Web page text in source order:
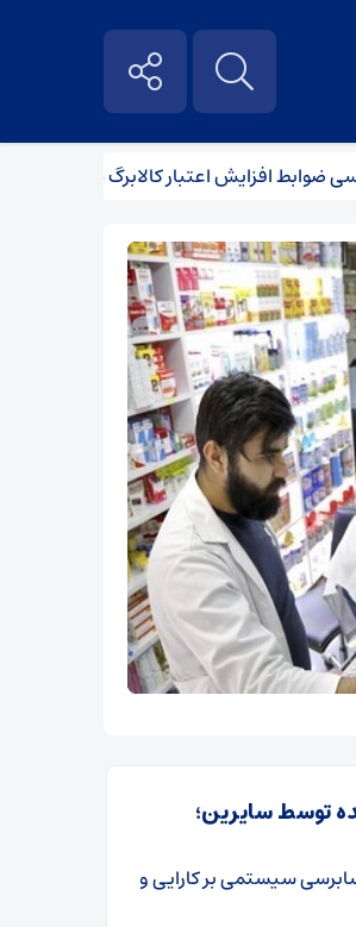
افزایش اعتبار کالابرگ در نشست وزرای
توسط سایرین؛
سیستمی بر کارایی و